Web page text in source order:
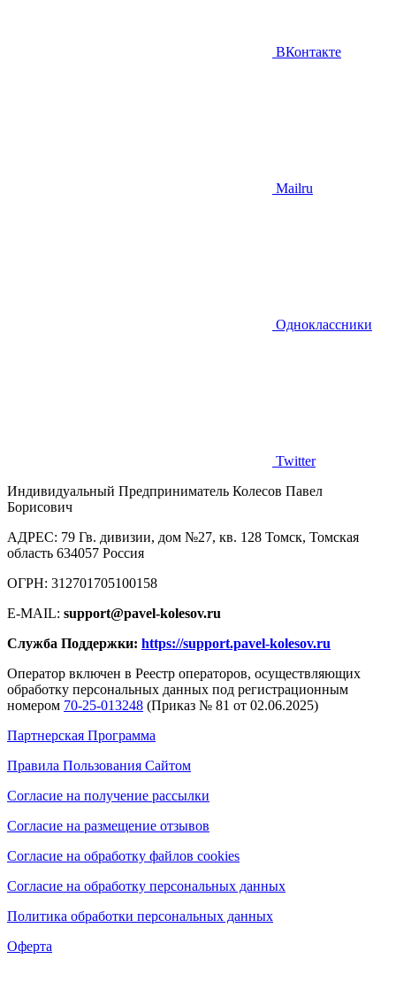
ВКонтакте
Mailru
Одноклассники
Twitter
Индивидуальный Предприниматель Колесов Павел
Борисович
AДРЕС: 79 Гв. дивизии, дом №27, кв. 128 Томск, Томская
область 634057 Россия
ОГРН: 312701705100158
E-MAIL: support@pavel-kolesov.ru
Служба Поддержки: https://support.pavel-kolesov.ru
Оператор включен в Реестр операторов, осуществляющих
обработку персональных данных под регистрационным
номером 70-25-013248 (Приказ № 81 от 02.06.2025)
Партнерская Программа
Правила Пользования Сайтом
Согласие на получение рассылки
Согласие на размещение отзывов
Согласие на обработку файлов cookies
Согласие на обработку персональных данных
Политика обработки персональных данных
Оферта